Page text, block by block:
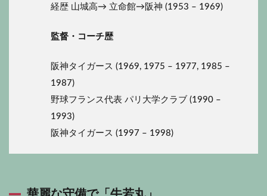
経歴 山城高→ 立命館→阪神 (1953 – 1969)
監督・コーチ歴
阪神タイガース (1969, 1975 – 1977, 1985 –
1987)
野球フランス代表 パリ大学クラブ (1990 –
1993)
阪神タイガース (1997 – 1998)